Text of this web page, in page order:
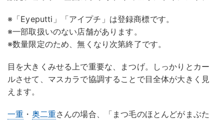
※「Eyeputti」「アイプチ」は登録商標です。
※一部取扱いのない店舗があります。
※数量限定のため、無くなり次第終了です。
目を大きくみせる上で重要な、まつげ。しっかりとカー
ルさせて、マスカラで協調することで目全体が大きく見
えます。
一重 ・ 奥二重さんの場合、「まつ毛のほとんどがまぶた